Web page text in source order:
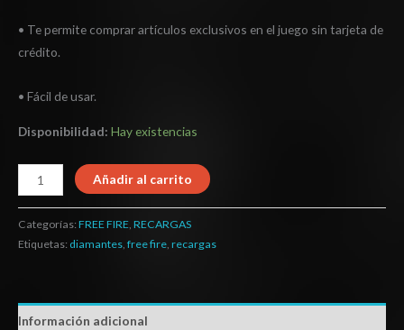
• Te permite comprar artículos exclusivos en el juego sin tarjeta de
crédito.
• Fácil de usar.
Disponibilidad: Hay existencias
Añadir al carrito
Categorías: FREE FIRE RECARGAS
Etiquetas: diamantes free fire recargas
Información adicional